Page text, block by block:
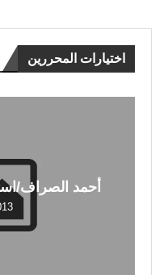
اختيارات المحررين
أحمد الصراف/